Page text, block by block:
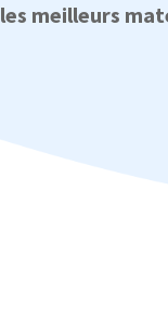
les meilleurs